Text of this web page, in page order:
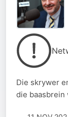
Die skrywer
die baasbrein